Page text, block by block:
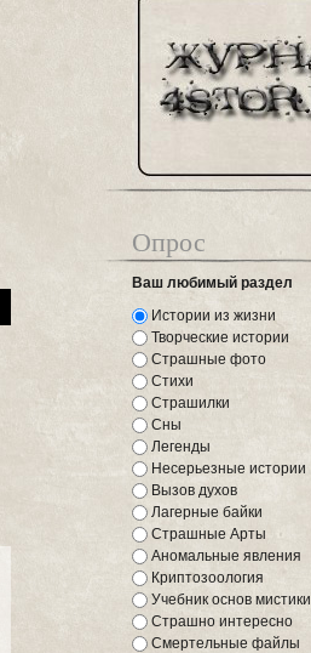
Опрос
Ваш любимый раздел
Истории из жизни
Творческие истории
Страшные фото
Стихи
Страшилки
Сны
Легенды
Несерьезные истории
Вызов духов
Лагерные байки
Страшные Арты
Аномальные явления
Криптозоология
Учебник основ мистики
Страшно интересно
Смертельные файлы